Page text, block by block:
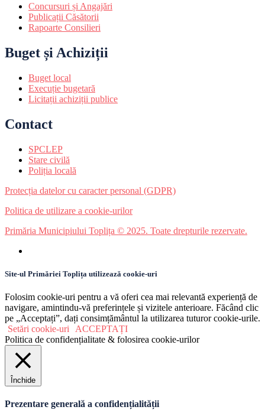
Concursuri și Angajări
Publicații Căsătorii
Rapoarte Consilieri
Buget și Achiziții
Buget local
Execuție bugetară
Licitații achiziții publice
Contact
SPCLEP
Stare civilă
Poliția locală
Protecția datelor cu caracter personal (GDPR)
Politica de utilizare a cookie-urilor
Primăria Municipiului Toplița © 2025. Toate drepturile rezervate.
Site-ul Primăriei Toplița utilizează cookie-uri
Folosim cookie-uri pentru a vă oferi cea mai relevantă experiență de
navigare, amintindu-vă preferințele și vizitele anterioare. Făcând clic
pe „Acceptați”, dați consimțământul la utilizarea tuturor cookie-urile.
Setări cookie-uri
ACCEPTAȚI
Politica de confidențialitate & folosirea cookie-urilor
Închide
Prezentare generală a confidențialității